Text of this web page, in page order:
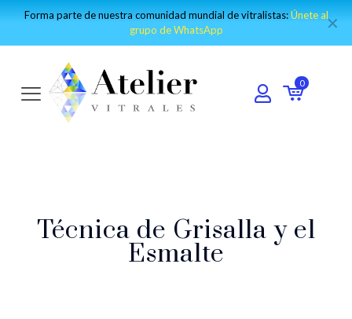
Forma parte de nuestra comunidad mundial de vitralistas:Únete al
grupo de WhatsApp
✕
0
Técnica de Grisalla y el
Esmalte